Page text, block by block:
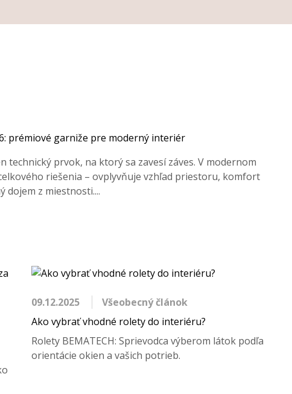
prémiové garniže pre moderný interiér
technický prvok, na ktorý sa zavesí záves. V modernom
riešenia – ovplyvňuje vzhľad priestoru, komfort
dojem z miestnosti....
09.12.2025
Všeobecný článok
Ako vybrať vhodné rolety do interiéru?
Rolety BEMATECH: Sprievodca výberom látok podľa
orientácie okien a vašich potrieb.